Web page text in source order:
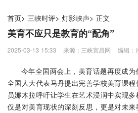
首页> 三峡时评> 灯影峡声> 正文
美育不应只是教育的“配角”
2025-03-13 15:33 来源：三峡宜昌网 编辑：
今年全国两会上，美育话题再度成为
全国人大代表马丹提出完善学校美育课
员娜木拉呼吁让学生在艺术浸润中实现
仅是对美育现状的深刻反思，更是对未